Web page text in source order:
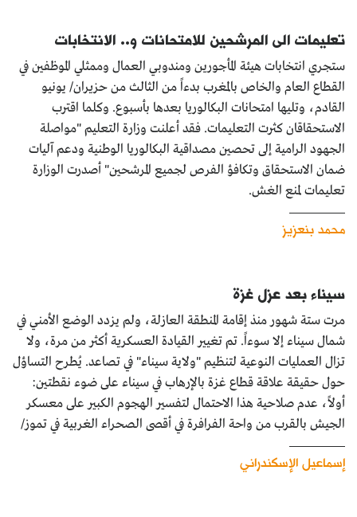
تعليمات الى المرشحين للامتحانات و.. الانتخابات
ستجري انتخابات هيئة المأجورين ومندوبي العمال وممثلي الموظفين في
القطاع العام والخاص بالمغرب بدءاً من الثالث من حزيران/ يونيو
القادم، وتليها امتحانات البكالوريا بعدها بأسبوع. وكلما اقترب
الاستحقاقان كثرت التعليمات. فقد أعلنت وزارة التعليم "مواصلة
الجهود الرامية إلى تحصين مصداقية البكالوريا الوطنية ودعم آليات
ضمان الاستحقاق وتكافؤ الفرص لجميع المرشحين" أصدرت الوزارة
تعليمات لمنع الغش.
محمد بنعزيز
سيناء بعد عزل غزة
مرت ستة شهور منذ إقامة المنطقة العازلة، ولم يزدد الوضع الأمني في
شمال سيناء إلا سوءاً. تم تغيير القيادة العسكرية أكثر من مرة، ولا
تزال العمليات النوعية لتنظيم "ولاية سيناء" في تصاعد. يُطرح التساؤل
حول حقيقة علاقة قطاع غزة بالإرهاب في سيناء على ضوء نقطتين:
أولاً، عدم صلاحية هذا الاحتمال لتفسير الهجوم الكبير على معسكر
الجيش بالقرب من واحة الفرافرة في أقصى الصحراء الغربية في تموز/
إسماعيل الإسكندراني